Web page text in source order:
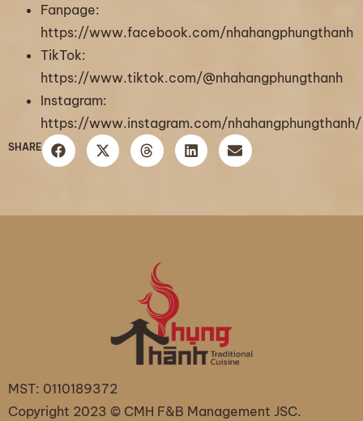
Fanpage:
https://www.facebook.com/nhahangphungthanh
TikTok:
https://www.tiktok.com/@nhahangphungthanh
Instagram:
https://www.instagram.com/nhahangphungthanh/
SHARE
MST: 0110189372
Copyright 2023 © CMH F&B Management JSC.